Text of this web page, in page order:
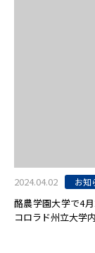
2024.04.02 お知
酪農学園大学で4
コロラド州立大学